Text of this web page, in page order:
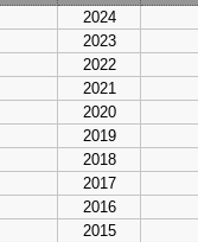
2024
2023
2022
2021
2020
2019
2018
2017
2016
2015